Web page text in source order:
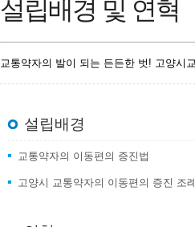
설립배경 및 연혁
교통약자의 발이 되는 든든한 벗! 고양시
설립배경
교통약자의 이동편의 증진법
고양시 교통약자의 이동편의 증진 조례